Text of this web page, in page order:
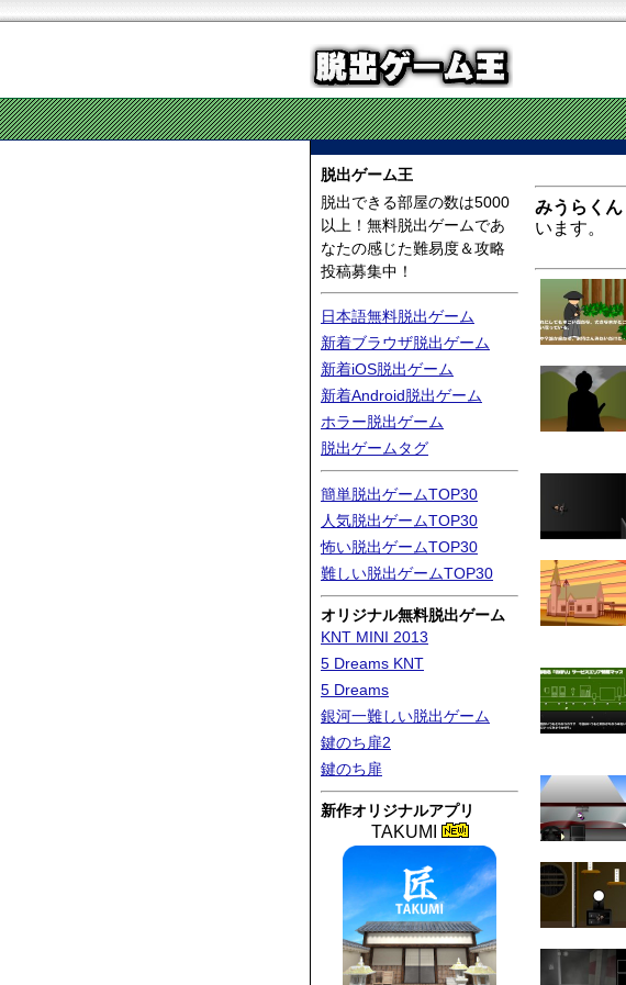
脱出ゲーム王
脱出できる部屋の数は5000
以上！無料脱出ゲームであ
なたの感じた難易度＆攻略
投稿募集中！
日本語無料脱出ゲーム
新着ブラウザ脱出ゲーム
新着iOS脱出ゲーム
新着Android脱出ゲーム
ホラー脱出ゲーム
脱出ゲームタグ
簡単脱出ゲームTOP30
人気脱出ゲームTOP30
怖い脱出ゲームTOP30
難しい脱出ゲームTOP30
オリジナル無料脱出ゲーム
KNT MINI 2013
5 Dreams KNT
5 Dreams
銀河一難しい脱出ゲーム
鍵のち扉2
鍵のち扉
新作オリジナルアプリ
TAKUMI
みうらくん
います。